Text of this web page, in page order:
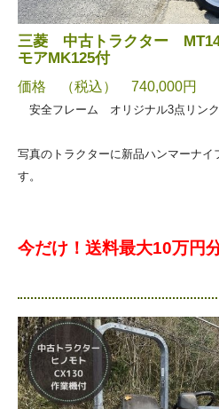
三菱 中古トラクター
モアMK125付
価格 （税込） 740,000円
安全フレーム オリジナル3点リンク
写真のトラクターに新品ハンマーナ
す。
今だけ！送料最大10万円